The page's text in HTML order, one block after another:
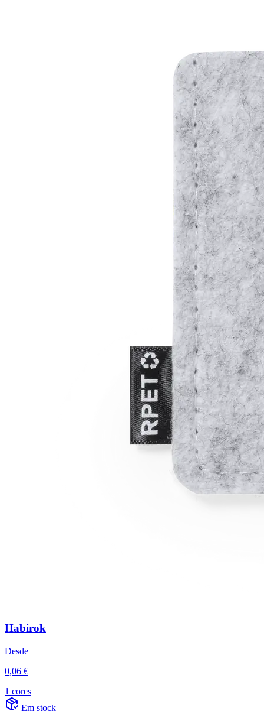
Habirok
Desde
0,06 €
1 cores
Em stock